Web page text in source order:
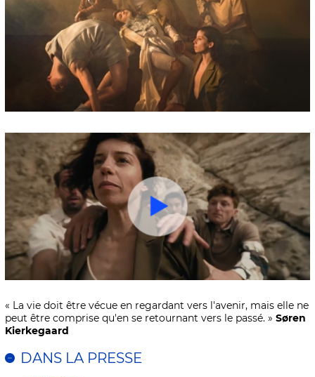
« La vie doit être vécue en regardant vers l'avenir, mais elle ne
peut être comprise qu'en se retournant vers le passé. » Søren
Kierkegaard
DANS LA PRESSE